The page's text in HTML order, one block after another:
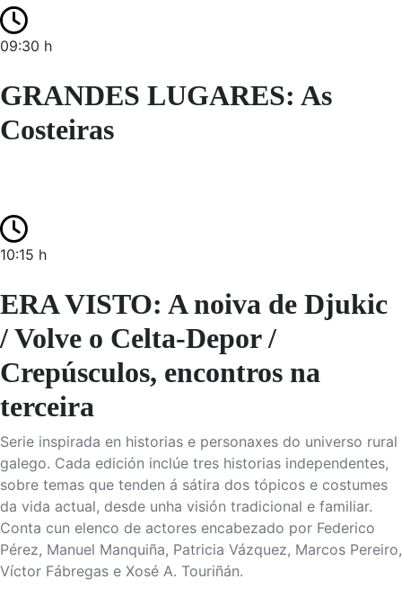
09:30 h
GRANDES LUGARES: As
Costeiras
10:15 h
ERA VISTO: A noiva de Djukic
/ Volve o Celta-Depor /
Crepúsculos, encontros na
terceira
Serie inspirada en historias e personaxes do universo rural
galego. Cada edición inclúe tres historias independentes,
sobre temas que tenden á sátira dos tópicos e costumes
da vida actual, desde unha visión tradicional e familiar.
Conta cun elenco de actores encabezado por Federico
Pérez, Manuel Manquiña, Patricia Vázquez, Marcos Pereiro,
Víctor Fábregas e Xosé A. Touriñán.